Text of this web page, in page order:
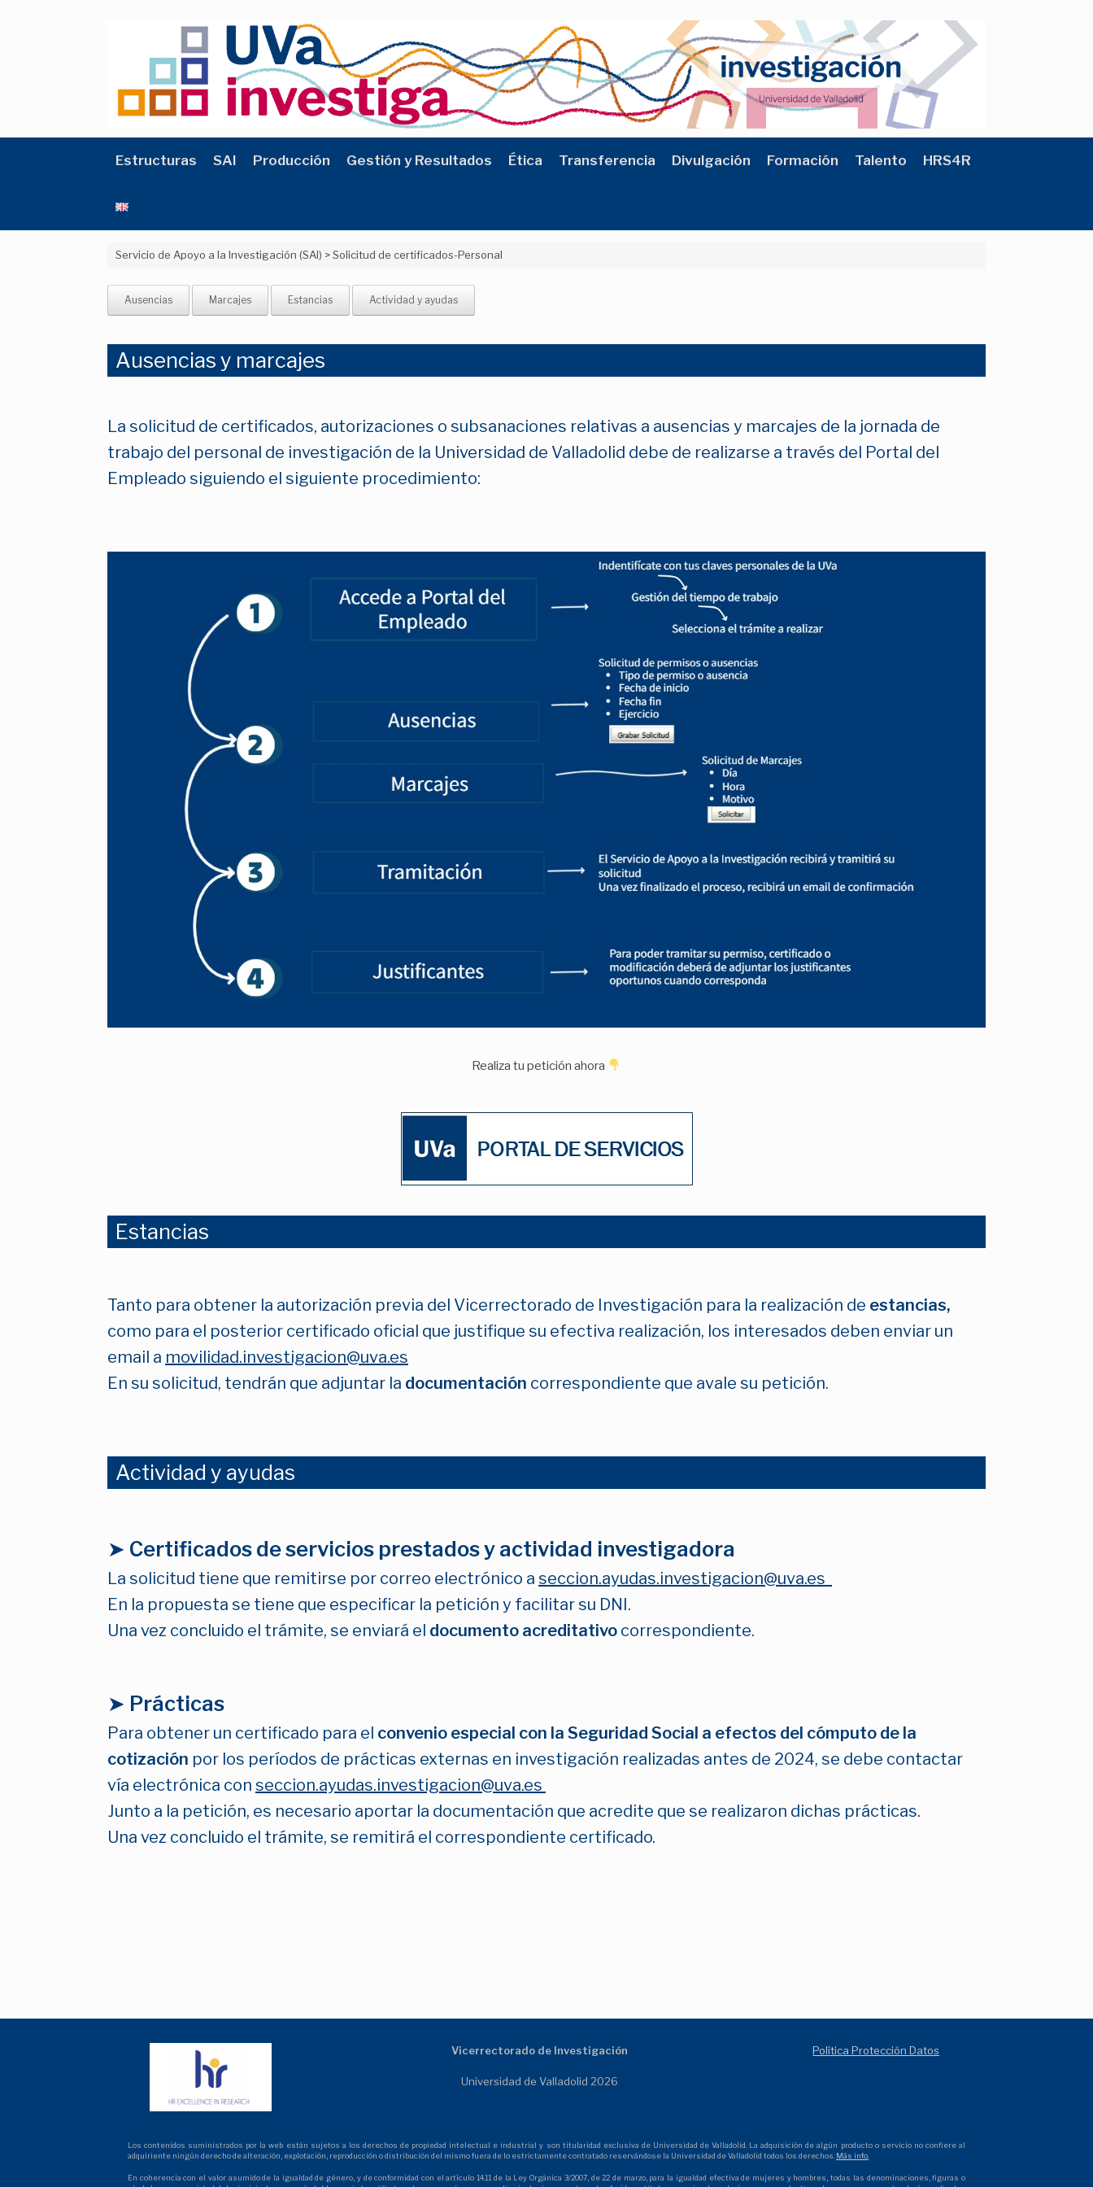
Estructuras SAI Producción Gestión y Resultados Ética Transferencia Divulgación Formación Talento HRS4R
Servicio de Apoyo a la Investigación (SAI) >Solicitud de certificados-Personal
Ausencias Marcajes Estancias Actividad y ayudas
Ausencias y marcajes
La solicitud de certificados, autorizaciones o subsanaciones relativas a ausencias y marcajes de la jornada de
trabajo del personal de investigación de la Universidad de Valladolid debe de realizarse a través del Portal del
Empleado siguiendo el siguiente procedimiento:
Realiza tu petición ahora
Estancias
Tanto para obtener la autorización previa del Vicerrectorado de Investigación para la realización de estancias,
como para el posterior certificado oficial que justifique su efectiva realización, los interesados deben enviar un
email a movilidad.investigacion@uva.es
En su solicitud, tendrán que adjuntar la documentación correspondiente que avale su petición.
Actividad y ayudas
➤ Certificados de servicios prestados y actividad investigadora
La solicitud tiene que remitirse por correo electrónico a seccion.ayudas.investigacion@uva.es
En la propuesta se tiene que especificar la petición y facilitar su DNI.
Una vez concluido el trámite, se enviará el documento acreditativo correspondiente.
➤ Prácticas
Para obtener un certificado para el convenio especial con la Seguridad Social a efectos del cómputo de la
cotización por los períodos de prácticas externas en investigación realizadas antes de 2024, se debe contactar
vía electrónica con seccion.ayudas.investigacion@uva.es
Junto a la petición, es necesario aportar la documentación que acredite que se realizaron dichas prácticas.
Una vez concluido el trámite, se remitirá el correspondiente certificado.
Vicerrectorado de Investigación
Universidad de Valladolid 2026
Política Protección Datos
Los contenidos suministrados por la web están sujetos a los derechos de propiedad intelectual e industrial y son titularidad exclusiva de Universidad de Valladolid. La adquisición de algún producto o servicio no confiere al
adquiriente ningún derecho de alteración, explotación, reproducción o distribución del mismo fuera de lo estrictamente contratado reservándose la Universidad de Valladolid todos los derechos. Más info.
En coherencia con el valor asumido de la igualdad de género, y de conformidad con el artículo 14.11 de la Ley Orgánica 3/2007, de 22 de marzo, para la igualdad efectiva de mujeres y hombres, todas las denominaciones, figuras o